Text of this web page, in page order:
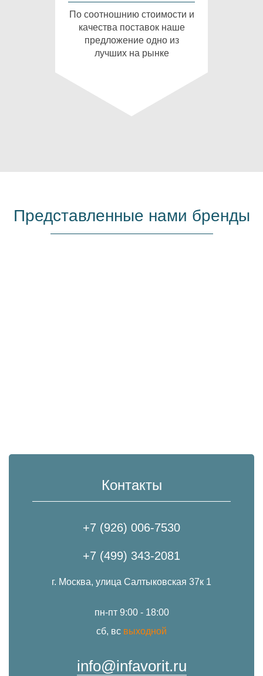
По соотношнию стоимости и
качества поставок наше
предложение одно из
лучших на рынке
Представленные нами бренды
Контакты
+7 (926) 006-7530
+7 (499) 343-2081
г. Москва, улица Салтыковская 37к 1
пн-пт 9:00 - 18:00
сб, вс выходной
info@infavorit.ru